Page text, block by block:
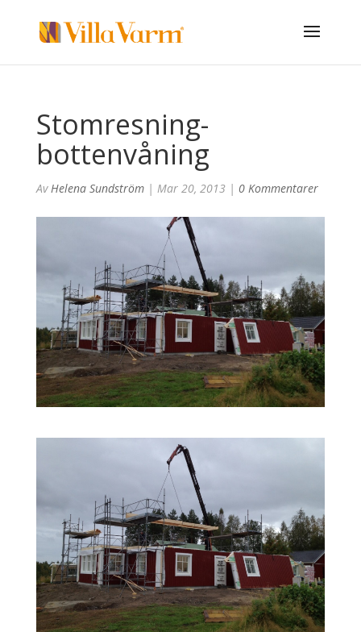
Stomresning-
bottenvåning
AvHelena Sundström| Mar 20, 2013| 0 Kommentarer